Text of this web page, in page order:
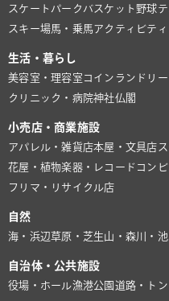
スケートパーク バスケット 野球
スキー場馬・乗馬アクティビティ
生活・暮らし
美容室・理容室 コインランドリー
クリニック・病院神社仏閣
小売店・商業施設
アパレル・雑貨店本屋・文具店
花屋・植物楽器・レコード コン
フリマ・リサイクル店
自然
海・浜辺 草原・芝生山・森川・池
自治体・公共施設
役場・ホール漁港公園 道路・ト